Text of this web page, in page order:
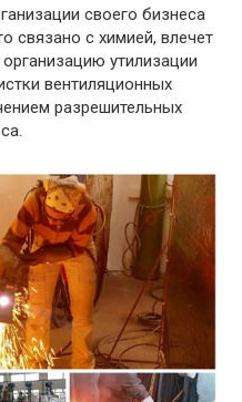
своего бизнеса
связано с химией, влечет
утилизации
вентиляционных
разрешительных